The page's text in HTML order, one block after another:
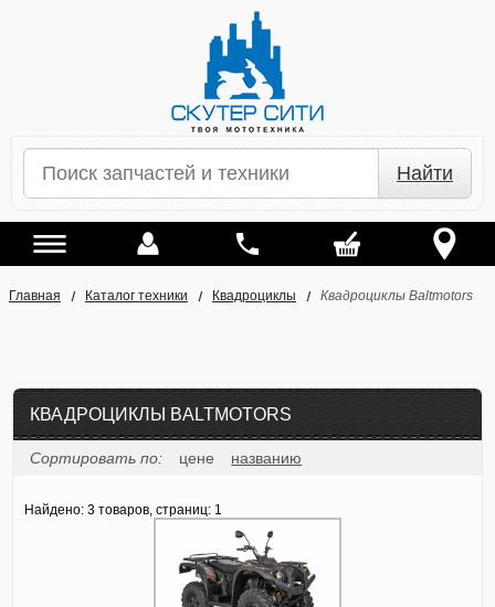
Найти
Главная Каталог техники Квадроциклы Квадроциклы Baltmotors
КВАДРОЦИКЛЫ BALTMOTORS
Сортировать по: цене названию
Найдено: 3 товаров, страниц: 1